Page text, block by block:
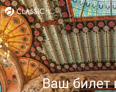
Ваш билет